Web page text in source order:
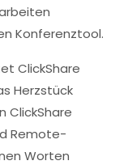
Konferenztool.
ClickShare
Herzstück
ClickShare
Remote-
Worten